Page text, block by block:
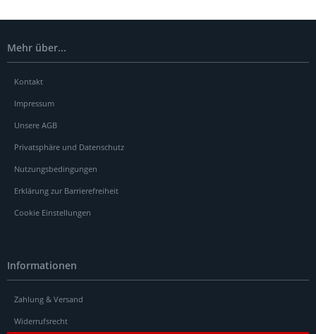
Mehr über...
Kontakt
Impressum
Unsere AGB
Privatsphäre und Datenschutz
Nutzungsbedingungen
Erklärung zur Barrierefreiheit
Cookie Einstellungen
Informationen
Zahlung & Versand
Widerrufsrecht